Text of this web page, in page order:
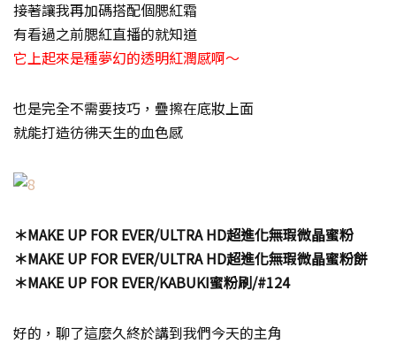
接著讓我再加碼搭配個腮紅霜
有看過之前腮紅直播的就知道
它上起來是種夢幻的透明紅潤感啊～
也是完全不需要技巧，疊擦在底妝上面
就能打造彷彿天生的血色感
＊MAKE UP FOR EVER/ULTRA HD超進化無瑕微晶蜜粉
＊MAKE UP FOR EVER/ULTRA HD超進化無瑕微晶蜜粉餅
＊MAKE UP FOR EVER/KABUKI蜜粉刷/#124
好的，聊了這麼久終於講到我們今天的主角